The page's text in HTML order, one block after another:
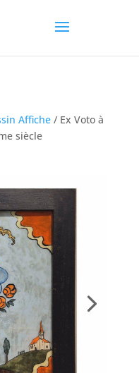
Affiche/ Ex Voto à
siècle